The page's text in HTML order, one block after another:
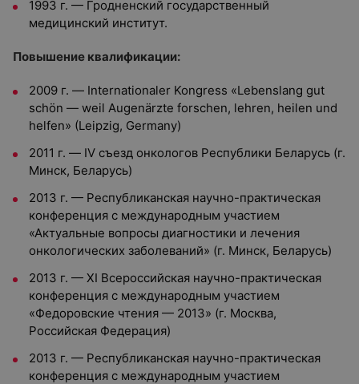
1993 г. — Гродненский государственный
медицинский институт.
Повышение квалификации:
2009 г. — Internationaler Kongress «Lebenslang gut
schön — weil Augenärzte forschen, lehren, heilen und
helfen» (Leipzig, Germany)
2011 г. — IV съезд онкологов Республики Беларусь (г.
Минск, Беларусь)
2013 г. — Республиканская научно-практическая
конференция с международным участием
«Актуальные вопросы диагностики и лечения
онкологических заболеваний» (г. Минск, Беларусь)
2013 г. — ХI Всероссийская научно-практическая
конференция с международным участием
«Федоровские чтения — 2013» (г. Москва,
Российская Федерация)
2013 г. — Республиканская научно-практическая
конференция с международным участием